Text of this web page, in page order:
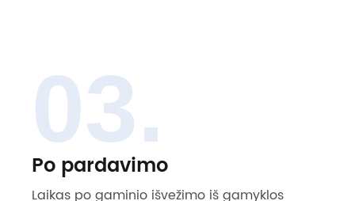
03.
Po pardavimo
Laikas po gaminio išvežimo iš gamyklos